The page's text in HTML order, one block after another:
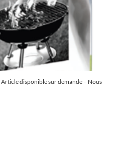
disponible sur demande – Nous